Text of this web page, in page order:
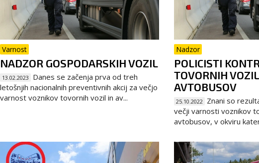
Varnost
NADZOR GOSPODARSKIH VOZIL
13.02.2023
Danes se začenja prva od treh
letošnjih nacionalnih preventivnih akcij za večjo
varnost voznikov tovornih vozil in av...
Nadzor
POLICISTI
TOVORNIH
AVTOBUSOV
25.10.2022
Znani so
večji varnosti voznikov
avtobusov, v okviru